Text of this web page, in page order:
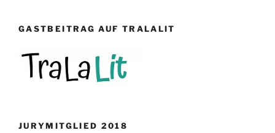
GASTBEITRAG AUF TRALALIT
JURYMITGLIED 2018